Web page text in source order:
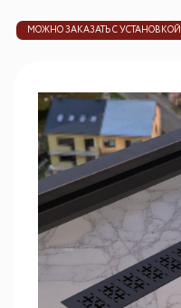
МОЖНО ЗАКАЗАТЬ С УСТАНОВКОЙ